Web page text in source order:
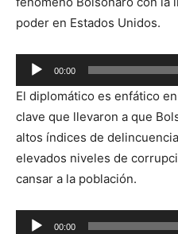
poder en Estados Unidos.
Reproductor
de
audio
00:00
El diplomático es enfático
clave que llevaron a que
altos índices de
elevados niveles de
cansar a la población.
Reproductor
00:00